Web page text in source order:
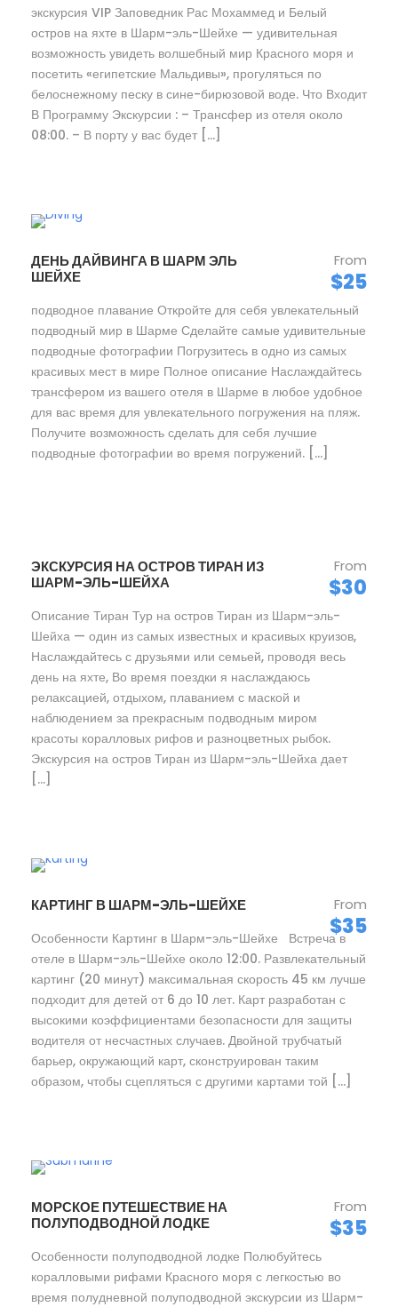
экскурсия VIP Заповедник Рас Мохаммед и Белый
остров на яхте в Шарм-эль-Шейхе — удивительная
возможность увидеть волшебный мир Красного моря и
посетить «египетские Мальдивы», прогуляться по
белоснежному песку в сине-бирюзовой воде. Что Входит
В Программу Экскурсии : – Трансфер из отеля около
08:00. – В порту у вас будет […]
ДЕНЬ ДАЙВИНГА В ШАРМ ЭЛЬ
ШЕЙХЕ
From
$25
подводное плавание Откройте для себя увлекательный
подводный мир в Шарме Сделайте самые удивительные
подводные фотографии Погрузитесь в одно из самых
красивых мест в мире Полное описание Наслаждайтесь
трансфером из вашего отеля в Шарме в любое удобное
для вас время для увлекательного погружения на пляж.
Получите возможность сделать для себя лучшие
подводные фотографии во время погружений. […]
ЭКСКУРСИЯ НА ОСТРОВ ТИРАН ИЗ
ШАРМ-ЭЛЬ-ШЕЙХА
From
$30
Описание Тиран Тур на остров Тиран из Шарм-эль-
Шейха — один из самых известных и красивых круизов,
Наслаждайтесь с друзьями или семьей, проводя весь
день на яхте, Во время поездки я наслаждаюсь
релаксацией, отдыхом, плаванием с маской и
наблюдением за прекрасным подводным миром
красоты коралловых рифов и разноцветных рыбок.
Экскурсия на остров Тиран из Шарм-эль-Шейха дает
[…]
КАРТИНГ В ШАРМ-ЭЛЬ-ШЕЙХЕ From
$35
Особенности Картинг в Шарм-эль-Шейхе Встреча в
отеле в Шарм-эль-Шейхе около 12:00. Развлекательный
картинг (20 минут) максимальная скорость 45 км лучше
подходит для детей от 6 до 10 лет. Карт разработан с
высокими коэффициентами безопасности для защиты
водителя от несчастных случаев. Двойной трубчатый
барьер, окружающий карт, сконструирован таким
образом, чтобы сцепляться с другими картами той […]
МОРСКОЕ ПУТЕШЕСТВИЕ НА
ПОЛУПОДВОДНОЙ ЛОДКЕ
From
$35
Особенности полуподводной лодке Полюбуйтесь
коралловыми рифами Красного моря с легкостью во
время полудневной полуподводной экскурсии из Шарм-